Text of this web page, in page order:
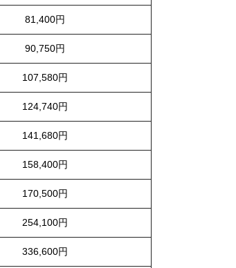
81,400円
90,750円
107,580円
124,740円
141,680円
158,400円
170,500円
254,100円
336,600円